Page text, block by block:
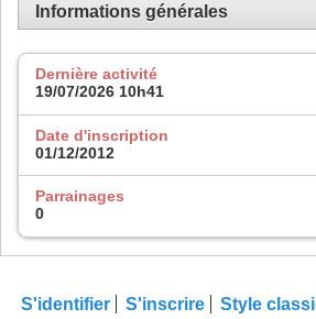
Informations générales
Dernière activité
19/07/2026 10h41
Date d'inscription
01/12/2012
Parrainages
0
S'identifier S'inscrire Style